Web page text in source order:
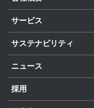
サービス
サステナビリティ
ニュース
採用